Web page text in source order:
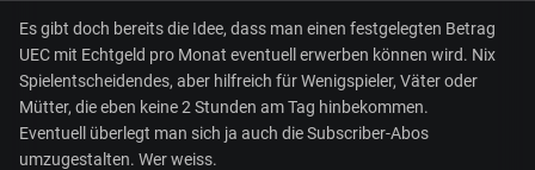
Es gibt doch bereits die Idee, dass man einen festgelegten Betrag
UEC mit Echtgeld pro Monat eventuell erwerben können wird. Nix
Spielentscheidendes, aber hilfreich für Wenigspieler, Väter oder
Mütter, die eben keine 2 Stunden am Tag hinbekommen.
Eventuell überlegt man sich ja auch die Subscriber-Abos
umzugestalten. Wer weiss.